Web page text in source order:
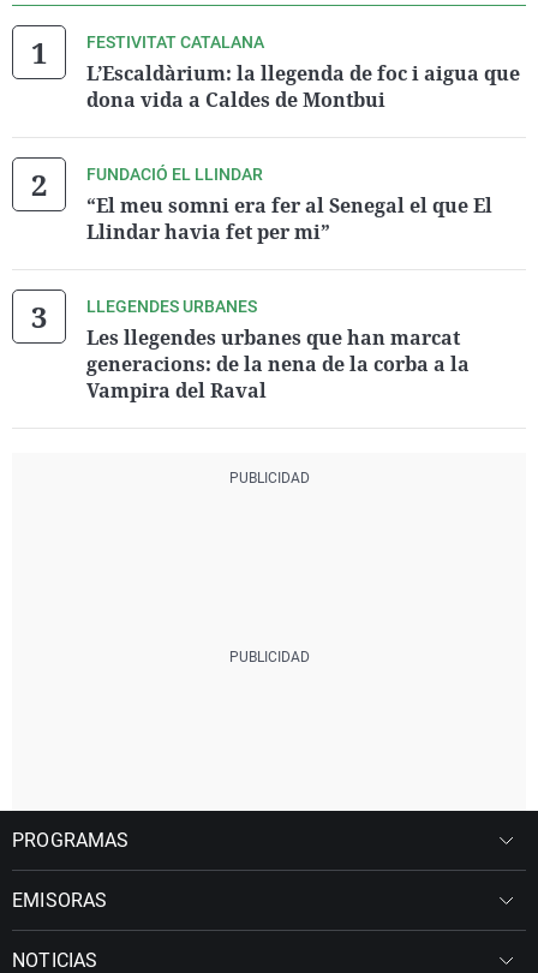
FESTIVITAT CATALANA
L’Escaldàrium: la llegenda de foc i aigua que
dona vida a Caldes de Montbui
FUNDACIÓ EL LLINDAR
“El meu somni era fer al Senegal el que El
Llindar havia fet per mi”
LLEGENDES URBANES
Les llegendes urbanes que han marcat
generacions: de la nena de la corba a la
Vampira del Raval
PROGRAMAS
EMISORAS
NOTICIAS